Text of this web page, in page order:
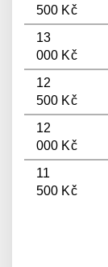
500 Kč
13
000 Kč
12
500 Kč
12
000 Kč
11
500 Kč